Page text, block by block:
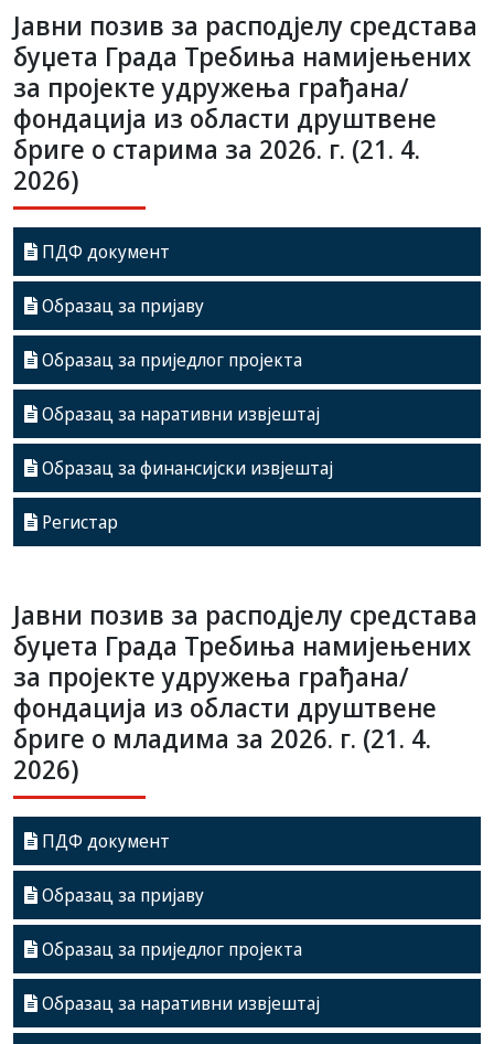
Јавни позив за расподјелу средстава
буџета Града Требиња намијењених
за пројекте удружења грађана/
фондација из области друштвене
бриге о старима за 2026. г. (21. 4.
2026)
ПДФ документ
Образац за пријаву
Образац за приједлог пројекта
Образац за наративни извјештај
Образац за финансијски извјештај
Регистар
Јавни позив за расподјелу средстава
буџета Града Требиња намијењених
за пројекте удружења грађана/
фондација из области друштвене
бриге о младима за 2026. г. (21. 4.
2026)
ПДФ документ
Образац за пријаву
Образац за приједлог пројекта
Образац за наративни извјештај